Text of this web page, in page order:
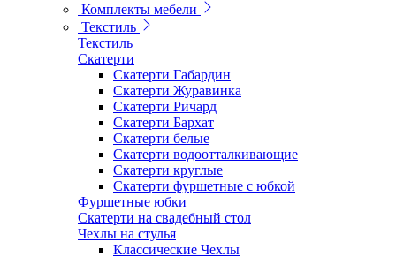
Комплекты мебели
Текстиль
Текстиль
Скатерти
Скатерти Габардин
Скатерти Журавинка
Скатерти Ричард
Скатерти Бархат
Скатерти белые
Скатерти водоотталкивающие
Скатерти круглые
Скатерти фуршетные с юбкой
Фуршетные юбки
Скатерти на свадебный стол
Чехлы на стулья
Классические Чехлы